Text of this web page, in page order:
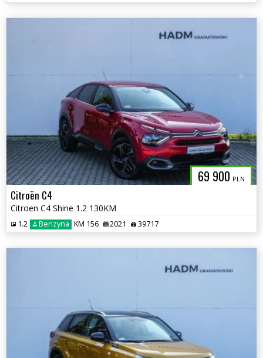
69 900 PLN
Citroën C4
Citroen C4 Shine 1.2 130KM
1.2 Benzyna KM 156 2021 39717